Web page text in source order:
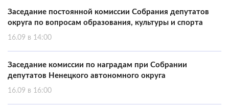
Заседание постоянной комиссии Собрания депутатов
округа по вопросам образования, культуры и спорта
16.09 в 14:00
Заседание комиссии по наградам при Собрании
депутатов Ненецкого автономного округа
16.09 в 16:00